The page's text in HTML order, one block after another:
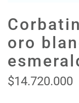
oro
$14.720.000